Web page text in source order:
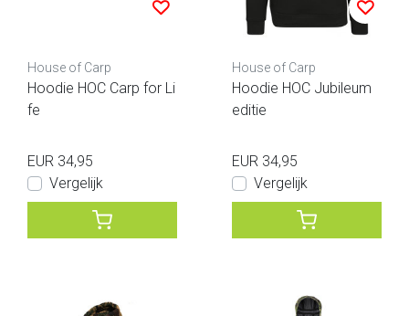
House of Carp
Hoodie HOC Carp for Li
fe
EUR 34,95
Vergelijk
House of Carp
Hoodie HOC Jubileum
editie
EUR 34,95
Vergelijk